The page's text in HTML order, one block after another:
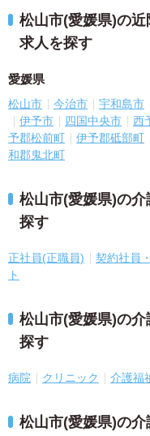
松山市(愛媛県)の
求人を探す
愛媛県
松山市 今治市 宇和島市
伊予市
四国中央市 西
予郡松前町
伊予郡砥部町
和郡鬼北町
松山市(愛媛県)の
探す
正社員(正職員) 契約社員
ト
松山市(愛媛県)の
探す
病院 クリニック 介護福
松山市(愛媛県)の